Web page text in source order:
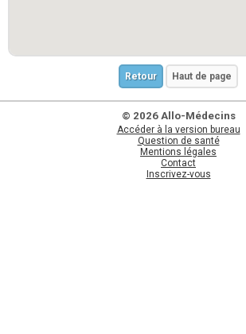
Retour Haut de page
© 2026 Allo-Médecins
Accéder à la version bureau
Question de santé
Mentions légales
Contact
Inscrivez-vous